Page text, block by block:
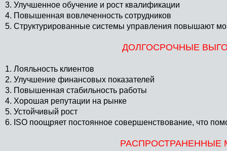
3. Улучшенное обучение и рост квалификации
4. Повышенная вовлеченность сотрудников
5. Структурированные системы управления повышают
ДОЛГОСРОЧНЫЕ
1. Лояльность клиентов
2. Улучшение финансовых показателей
3. Повышенная стабильность работы
4. Хорошая репутации на рынке
5. Устойчивый рост
6. ISO поощряет постоянное совершенствование, что
РАСПРОСТРАНЕННЫЕ